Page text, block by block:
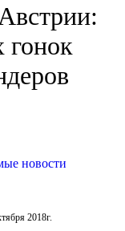
гонок
новости
2018г.